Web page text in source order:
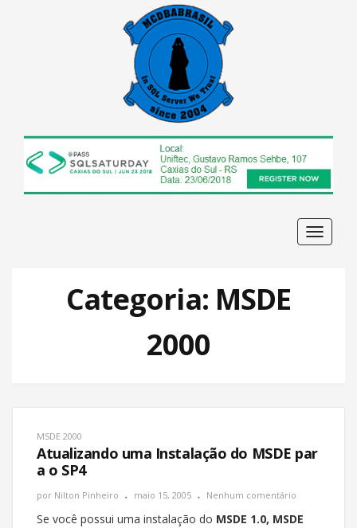
Categoria: MSDE
2000
MSDE 2000
Atualizando uma Instalação do MSDE par
a o SP4
por Nilton Pinheiro maio 15, 2005 Nenhum comentário
Se você possui uma instalação do MSDE 1.0, MSDE